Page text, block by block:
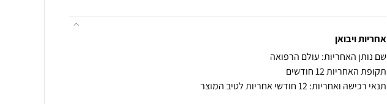
אחריות ויבואן
שם נותן האחריות: עולם הרפואה
תקופת האחריות 12 חודשים
תנאי רכישה ואחריות: 12 חודשי אחריות לטיב המוצר